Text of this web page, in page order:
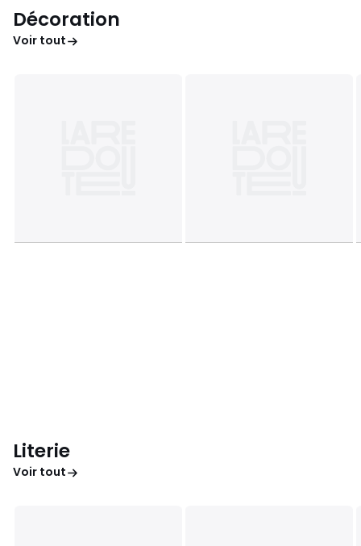
Décoration
Voir tout
Literie
Voir tout